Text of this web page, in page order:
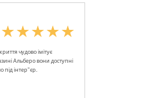
чудово імітує
Альберо вони доступні
під інтер"єр.